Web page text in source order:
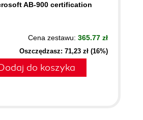
AB-900 certification
Cena zestawu: 365.77 zł
Oszczędzasz: 71,23 zł (16%)
do koszyka